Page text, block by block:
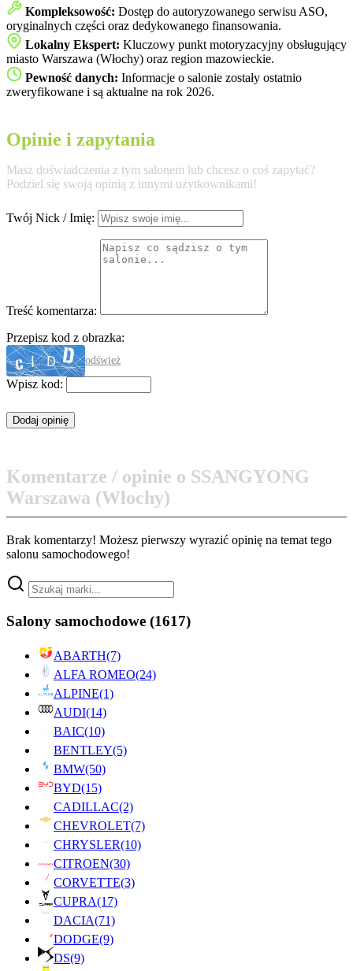
Kompleksowość: Dostęp do autoryzowanego serwisu ASO,
oryginalnych części oraz dedykowanego finansowania.
Lokalny Ekspert: Kluczowy punkt motoryzacyjny obsługujący
miasto Warszawa (Włochy) oraz region mazowieckie.
Pewność danych: Informacje o salonie zostały ostatnio
zweryfikowane i są aktualne na rok 2026.
Opinie i zapytania
Masz doświadczenia z tym salonem lub chcesz o coś zapytać?
Podziel się swoją opinią z innymi użytkownikami!
Twój Nick / Imię:
Treść komentarza:
Przepisz kod z obrazka:
odśwież
Wpisz kod:
Komentarze / opinie o SSANGYONG
Warszawa (Włochy)
Brak komentarzy! Możesz pierwszy wyrazić opinię na temat tego
salonu samochodowego!
Salony samochodowe (1617)
ABARTH(7)
ALFA ROMEO(24)
ALPINE(1)
AUDI(14)
BAIC(10)
BENTLEY(5)
BMW(50)
BYD(15)
CADILLAC(2)
CHEVROLET(7)
CHRYSLER(10)
CITROEN(30)
CORVETTE(3)
CUPRA(17)
DACIA(71)
DODGE(9)
DS(9)